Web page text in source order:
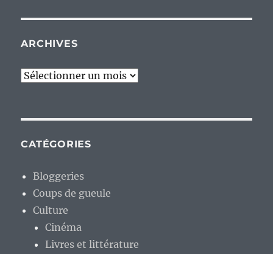
ARCHIVES
Archives
CATÉGORIES
Bloggeries
Coups de gueule
Culture
Cinéma
Livres et littérature